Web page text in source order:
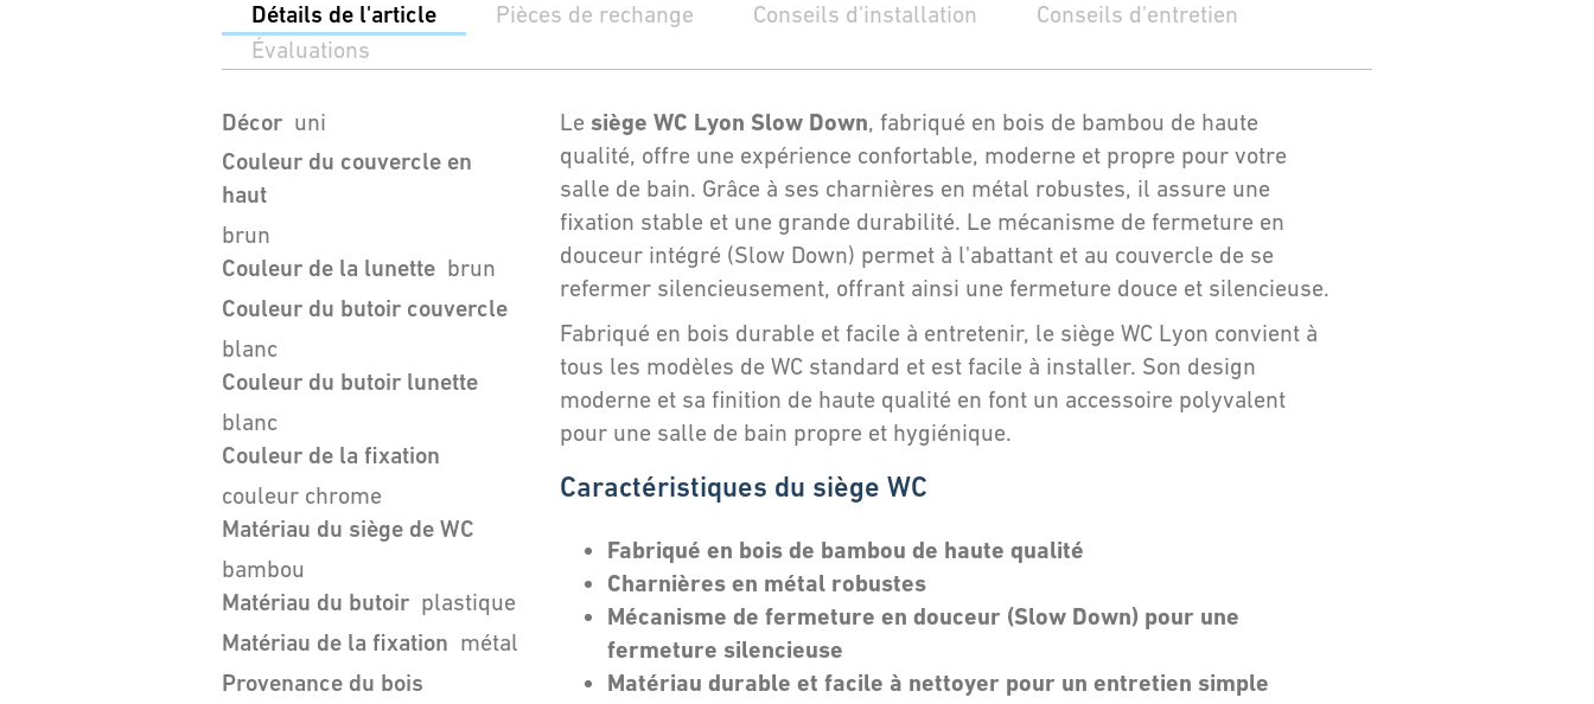
Détails de l'article Pièces de rechange Conseils d'installation
Conseils d'entretien
Évaluations
Décor uni
Couleur du couvercle en
haut
brun
Couleur de la lunette brun
Couleur du butoir couvercle
blanc
Couleur du butoir lunette
blanc
Couleur de la fixation
couleur chrome
Matériau du siège de WC
bambou
Matériau du butoir plastique
Matériau de la fixation métal
Provenance du bois
Le siège WC Lyon Slow Down, fabriqué en bois de bambou de haute
qualité, offre une expérience confortable, moderne et propre pour votre
salle de bain. Grâce à ses charnières en métal robustes, il assure une
fixation stable et une grande durabilité. Le mécanisme de fermeture en
douceur intégré (Slow Down) permet à l'abattant et au couvercle de se
refermer silencieusement, offrant ainsi une fermeture douce et silencieuse.
Fabriqué en bois durable et facile à entretenir, le siège WC Lyon convient à
tous les modèles de WC standard et est facile à installer. Son design
moderne et sa finition de haute qualité en font un accessoire polyvalent
pour une salle de bain propre et hygiénique.
Caractéristiques du siège WC
Fabriqué en bois de bambou de haute qualité
Charnières en métal robustes
Mécanisme de fermeture en douceur (Slow Down) pour une
fermeture silencieuse
Matériau durable et facile à nettoyer pour un entretien simple